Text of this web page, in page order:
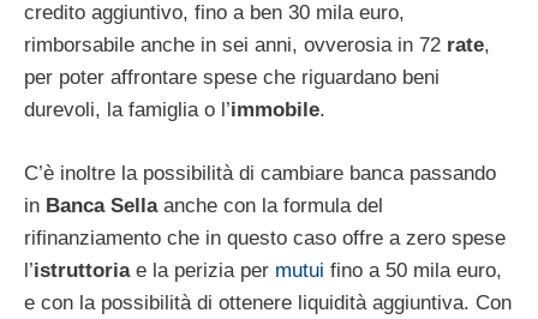
credito aggiuntivo, fino a ben 30 mila euro,
rimborsabile anche in sei anni, ovverosia in 72 rate,
per poter affrontare spese che riguardano beni
durevoli, la famiglia o l’immobile.
C’è inoltre la possibilità di cambiare banca passando
in Banca Sellaanche con la formula del
rifinanziamento che in questo caso offre a zero spese
l’istruttoriae la perizia per mutui fino a 50 mila euro,
e con la possibilità di ottenere liquidità aggiuntiva. Con